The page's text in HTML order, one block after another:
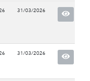
31/03/2026
31/03/2026